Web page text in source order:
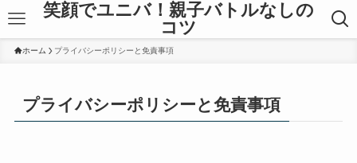
笑顔でユニバ！親子バトルなしの
コツ
ホーム プライバシーポリシーと免責事項
プライバシーポリシーと免責事項